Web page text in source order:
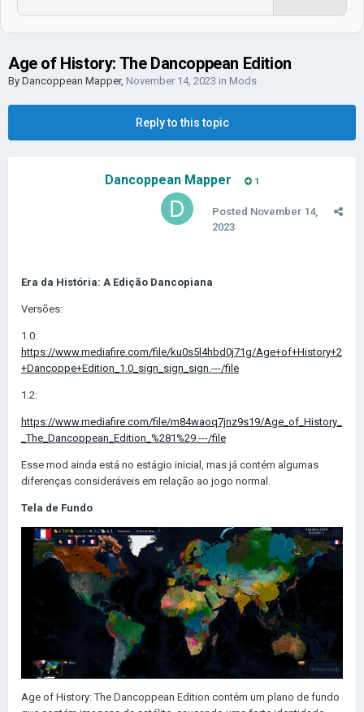
Age of History: The Dancoppean Edition
By Dancoppean Mapper, November 14, 2023 in Mods
Reply to this topic
Dancoppean Mapper 1
Posted November 14,
2023
Era da História: A Edição Dancopiana
Versões:
1.0:
https://www.mediafire.com/file/ku0s5l4hbd0j71g/Age+of+History+2
+Dancoppe+Edition_1.0_sign_sign_sign.---/file
1.2:
https://www.mediafire.com/file/m84waoq7jnz9s19/Age_of_History_
_The_Dancoppean_Edition_%281%29.---/file
Esse mod ainda está no estágio inicial, mas já contém algumas
diferenças consideráveis em relação ao jogo normal.
Tela de Fundo
Age of History: The Dancoppean Edition contém um plano de fundo